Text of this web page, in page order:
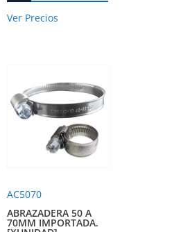
Ver Precios
AC5070
ABRAZADERA 50 A
70MM IMPORTADA.